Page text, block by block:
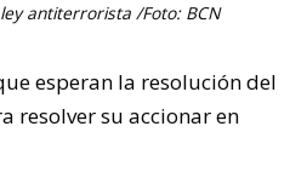
antiterrorista /Foto: BCN
esperan la resolución del
resolver su accionar en